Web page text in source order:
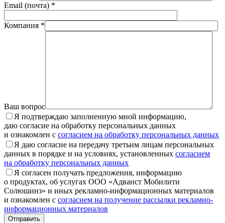
Email (почта) *
Компания *
Ваш вопрос
Я подтверждаю заполненную мной информацию,
даю согласие на обработку персональных данных
и ознакомлен с согласием на обработку персональных данных
Я даю согласие на передачу третьим лицам персональных
данных в порядке и на условиях, установленных согласием
на обработку персональных данных
Я согласен получать предложения, информацию
о продуктах, об услугах ООО «Адванст Мобилити
Солюшинз» и иных рекламно-информационных материалов
и ознакомлен с согласием на получение рассылки рекламно-
информационных материалов
Отправить